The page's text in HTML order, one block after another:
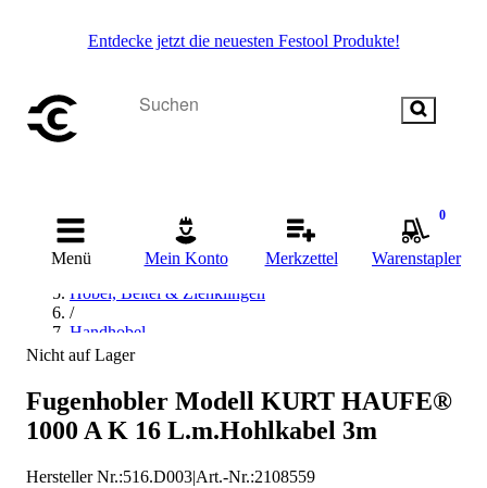
Entdecke jetzt die neuesten Festool Produkte!
Menü Mein Konto Merkzettel
0
Warenstapler
Startseite
/
Handwerkzeug
Hobel, Beitel & Ziehklingen
/
Handhobel
/
ABICOR BINZEL Putzhobel
Nicht auf Lager
Fugenhobler Modell KURT HAUFE®
1000 A K 16 L.m.Hohlkabel 3m
Hersteller Nr.:516.D003|Art.-Nr.:2108559